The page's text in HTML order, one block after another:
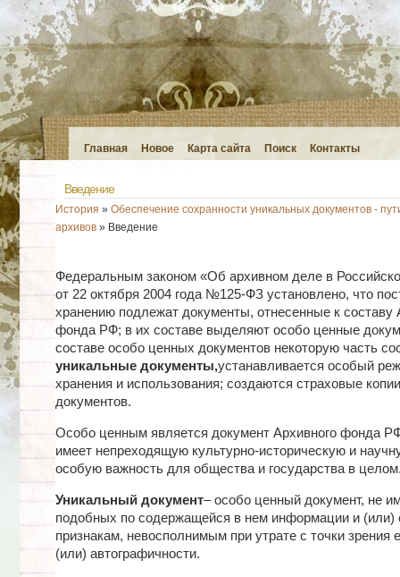
Главная Новое Карта сайта Поиск Контакты
Введение
История » Обеспечение сохранности уникальных документов -
архивов» Введение
Федеральным законом «Об архивном деле в
от 22 октября 2004 года №125-ФЗ установлено, что
хранению подлежат документы, отнесенные к составу
фонда РФ; в их составе выделяют особо ценные
составе особо ценных документов некоторую часть
уникальные документы,устанавливается особый
хранения и использования; создаются страховые
документов.
Особо ценным является документ Архивного фонда
имеет непреходящую культурно-историческую и
особую важность для общества и государства в
Уникальный документ– особо ценный документ, не
подобных по содержащейся в нем информации и (или)
признакам, невосполнимым при утрате с точки зрения
(или) автографичности.